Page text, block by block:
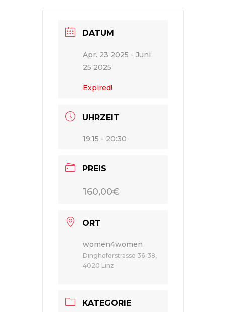
DATUM
Apr. 23 2025 - Juni
25 2025
Expired!
UHRZEIT
19:15 - 20:30
PREIS
160,00€
ORT
women4women
Dinghoferstrasse 36-38,
4020 Linz
KATEGORIE